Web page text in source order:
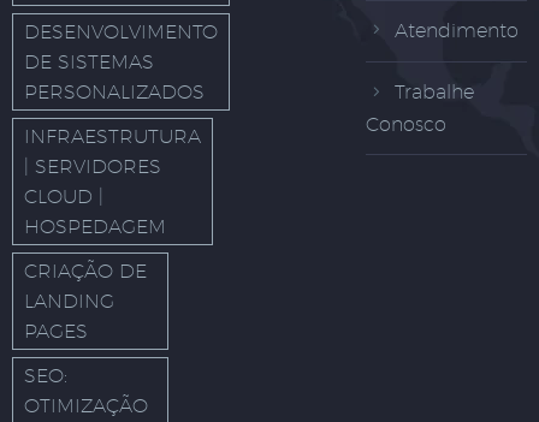
DESENVOLVIMENTO
DE SISTEMAS
PERSONALIZADOS
INFRAESTRUTURA
| SERVIDORES
CLOUD |
HOSPEDAGEM
CRIAÇÃO DE
LANDING
PAGES
SEO:
OTIMIZAÇÃO
Atendimento
Trabalhe
Conosco